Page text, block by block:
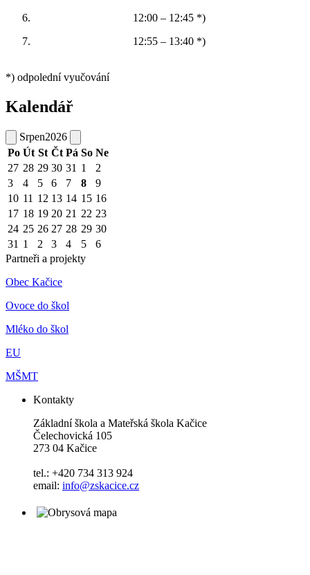
12:00 – 12:45 *)
12:55 – 13:40 *)
*) odpolední vyučování
Kalendář
Srpen2026
Po Út St Čt Pá So Ne
27 28 29 30 31 1
2
3
4 5 6 7 8
9
10 11 12 13 14 15 16
17 18 19 20 21 22 23
24 25 26 27 28 29 30
31 1 2 3 4 5
6
Partneři a projekty
Obec Kačice
Ovoce do škol
Mléko do škol
EU
MŠMT
Kontakty
Základní škola a Mateřská škola Kačice
Čelechovická 105
273 04 Kačice
tel.: +420 734 313 924
email: info@zskacice.cz